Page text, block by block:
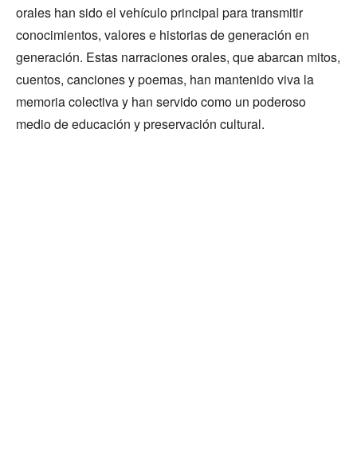
orales han sido el vehículo principal para transmitir
conocimientos, valores e historias de generación en
generación. Estas narraciones orales, que abarcan mitos,
cuentos, canciones y poemas, han mantenido viva la
memoria colectiva y han servido como un poderoso
medio de educación y preservación cultural.